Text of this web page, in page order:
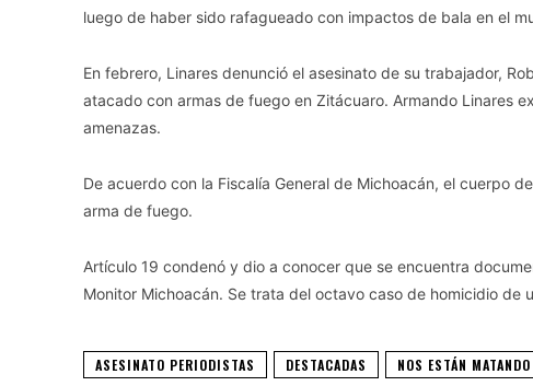
luego de haber sido rafagueado con impactos de bala en el
En febrero, Linares denunció el asesinato de su trabajador,
atacado con armas de fuego en Zitácuaro. Armando Linares
amenazas.
De acuerdo con la Fiscalía General de Michoacán, el cuerpo
arma de fuego.
Artículo 19 condenó y dio a conocer que se encuentra
Monitor Michoacán. Se trata del octavo caso de homicidio de
ASESINATO PERIODISTAS DESTACADAS NOS ESTÁN MATANDO